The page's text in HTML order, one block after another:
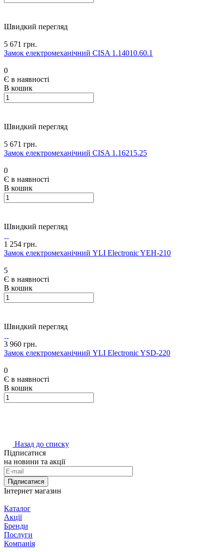
Швидкий перегляд
5 671 грн.
Замок електромеханічний CISA 1.14010.60.1
0
Є в наявності
В кошик
Швидкий перегляд
5 671 грн.
Замок електромеханічний CISA 1.16215.25
0
Є в наявності
В кошик
Швидкий перегляд
1 254 грн.
Замок електромеханічний YLI Electronic YEH-210
5
Є в наявності
В кошик
Швидкий перегляд
3 960 грн.
Замок електромеханічний YLI Electronic YSD-220
0
Є в наявності
В кошик
Назад до списку
Підписатися
на новини та акції
Підписатися
Інтернет магазин
Каталог
Акції
Бренди
Послуги
Компанія